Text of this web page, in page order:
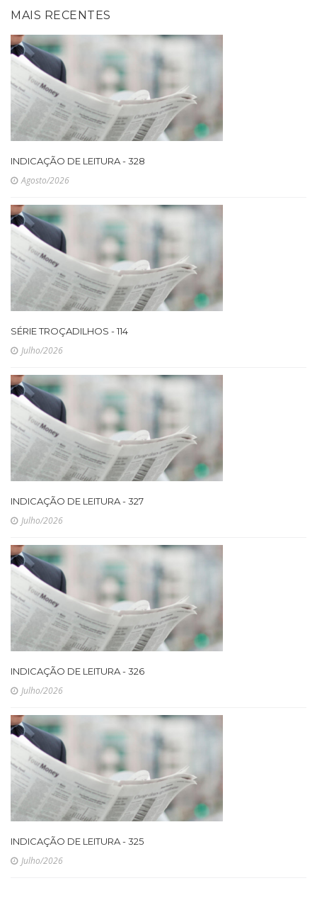
MAIS RECENTES
INDICAÇÃO DE LEITURA - 328
Agosto/2026
SÉRIE TROÇADILHOS - 114
Julho/2026
INDICAÇÃO DE LEITURA - 327
Julho/2026
INDICAÇÃO DE LEITURA - 326
Julho/2026
INDICAÇÃO DE LEITURA - 325
Julho/2026